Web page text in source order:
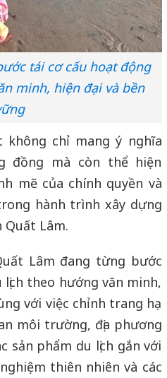
tái cơ cấu hoạt động
minh, hiện đại và bền
không chỉ mang ý nghĩa
đồng mà còn thể hiện
mẽ của chính quyền và
hành trình xây dựng
Quất Lâm.
Lâm đang từng bước
theo hướng văn minh,
với việc chỉnh trang hạ
môi trường, địa phương
sản phẩm du lịch gắn với
thiên nhiên và các